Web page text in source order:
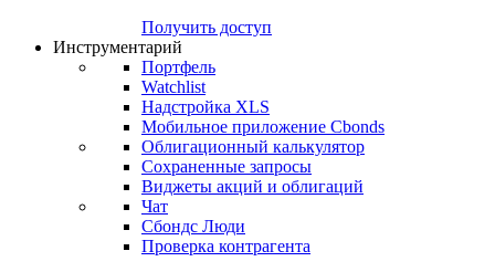
Получить доступ
Инструментарий
Портфель
Watchlist
Надстройка XLS
Мобильное приложение Cbonds
Облигационный калькулятор
Сохраненные запросы
Виджеты акций и облигаций
Чат
Сбондс Люди
Проверка контрагента